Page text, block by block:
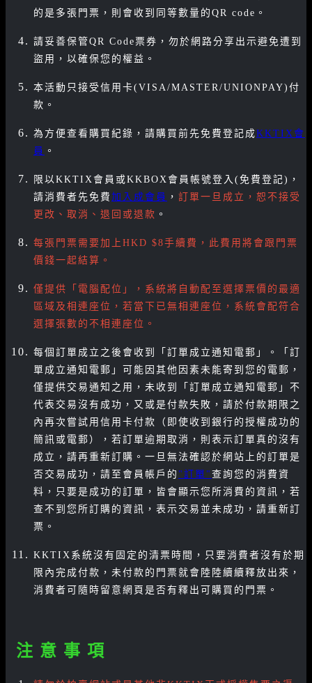
的是多張門票，則會收到同等數量的QR code。
請妥善保管QR Code票券，勿於網路分享出示避免遭到
盜用，以確保您的權益。
本活動只接受信用卡(VISA/MASTER/UNIONPAY)付
款。
為方便查看購買紀錄，請購買前先免費登記成KKTIX會
員 。
限以KKTIX會員或KKBOX會員帳號登入(免費登記)，
請消費者先免費 加入成會員 ， 訂單一旦成立，恕不接受
更改、取消、退回或退款 。
每張門票需要加上HKD $8手續費，此費用將會跟門票
價錢一起結算。
僅提供「電腦配位」，系統將自動配至選擇票價的最適
區域及相連座位，若當下已無相連座位，系統會配符合
選擇張數的不相連座位。
每個訂單成立之後會收到「訂單成立通知電郵」。「訂
單成立通知電郵」可能因其他因素未能寄到您的電郵，
僅提供交易通知之用，未收到「訂單成立通知電郵」不
代表交易沒有成功，又或是付款失敗，請於付款期限之
內再次嘗試用信用卡付款（即使收到銀行的授權成功的
簡訊或電郵），若訂單逾期取消，則表示訂單真的沒有
成立，請再重新訂購。一旦無法確認於網站上的訂單是
否交易成功，請至會員帳戶的 "訂單" 查詢您的消費資
料，只要是成功的訂單，皆會顯示您所消費的資訊，若
查不到您所訂購的資訊，表示交易並未成功，請重新訂
票。
KKTIX系統沒有固定的清票時間，只要消費者沒有於期
限內完成付款，未付款的門票就會陸陸續續釋放出來，
消費者可隨時留意網頁是否有釋出可購買的門票。
注 意 事 項